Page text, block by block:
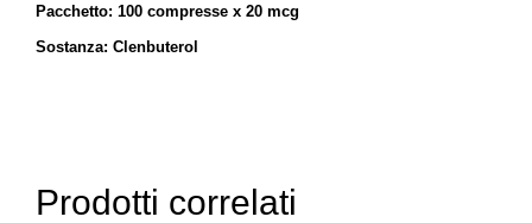
Pacchetto: 100 compresse x 20 mcg
Sostanza: Clenbuterol
Prodotti correlati